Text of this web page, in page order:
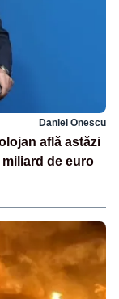
Daniel Onescu
află astăzi
de euro